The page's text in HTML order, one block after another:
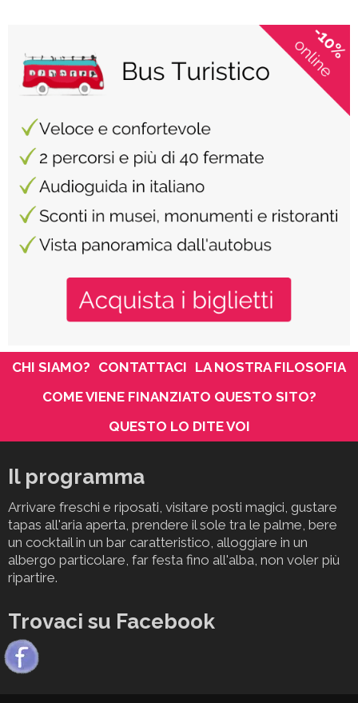
CHI SIAMO? CONTATTACI LA NOSTRA FILOSOFIA
COME VIENE FINANZIATO QUESTO SITO?
QUESTO LO DITE VOI
Il programma
Arrivare freschi e riposati, visitare posti magici, gustare
tapas all'aria aperta, prendere il sole tra le palme, bere
un cocktail in un bar caratteristico, alloggiare in un
albergo particolare, far festa fino all'alba, non voler più
ripartire.
Trovaci su Facebook